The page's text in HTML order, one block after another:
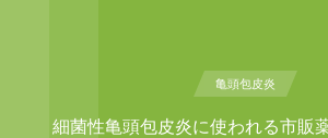
亀頭包皮炎
細菌性亀頭包皮炎に使われる市販